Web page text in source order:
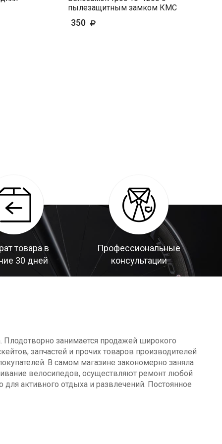
пылезащитным замком КМС
350
товара в
30 дней
Профессиональные
консультации
Плодотворно занимается продажей широкого
запчастей и прочих товаров производителей
В самом магазине закономерно заняла
велосипедов, осуществляют ремонт любой
для активного отдыха и развлечений. Постоянное